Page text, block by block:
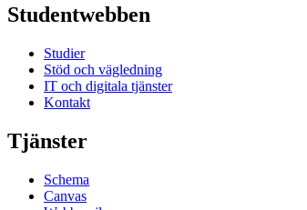
Studentwebben
Studier
Stöd och vägledning
IT och digitala tjänster
Kontakt
Tjänster
Schema
Canvas